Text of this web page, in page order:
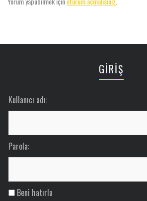
GİRİŞ
Kullanıcı adı:
Parola:
Beni hatırla